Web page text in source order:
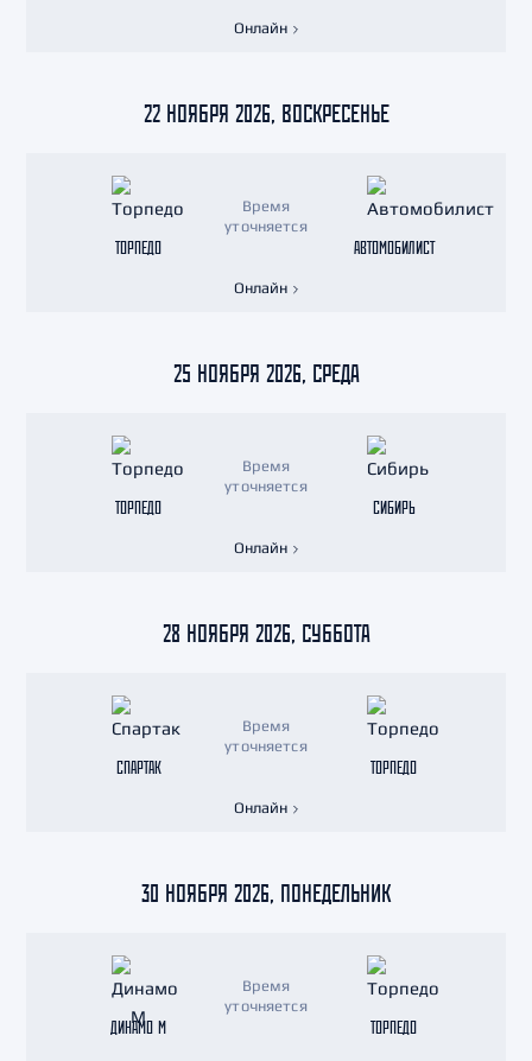
Онлайн
22 НОЯБРЯ 2026, ВОСКРЕСЕНЬЕ
ТОРПЕДО
Время
уточняется
АВТОМОБИЛИСТ
Онлайн
25 НОЯБРЯ 2026, СРЕДА
ТОРПЕДО
Время
уточняется
СИБИРЬ
Онлайн
28 НОЯБРЯ 2026, СУББОТА
СПАРТАК
Время
уточняется
ТОРПЕДО
Онлайн
30 НОЯБРЯ 2026, ПОНЕДЕЛЬНИК
ДИНАМО М
Время
уточняется
ТОРПЕДО